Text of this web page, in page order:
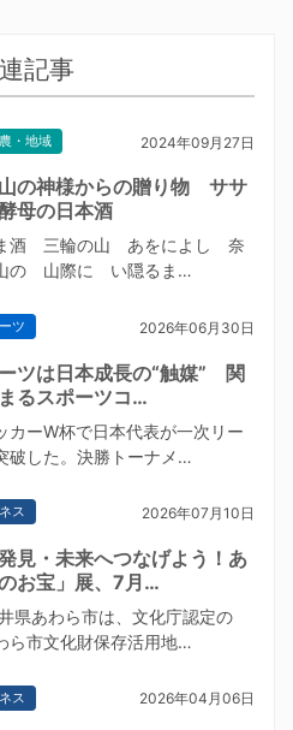
記事
・地域 2024年09月27日
の神様からの贈り物 ササ
母の日本酒
ま酒 三輪の山 あをによし 奈
の 山際に い隠るま…
ツ 2026年06月30日
ツは日本成長の“触媒” 関
るスポーツコ…
ーW杯で日本代表が一次リー
破した。決勝トーナメ…
ス 2026年07月10日
発見・未来へつなげよう！あ
お宝」展、7月…
県あわら市は、文化庁認定の
ら市文化財保存活用地…
ス 2026年04月06日